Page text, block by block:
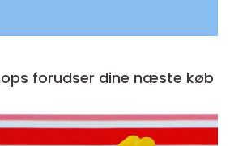
forudser dine næste køb